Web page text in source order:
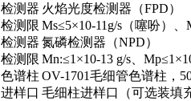
检测器 火焰光度检测器（FPD）
检测限 Ms≤5×10-11g/s （噻吩）、
检测器 氮磷检测器（NPD）
检测限 Mn:≤1 ×10-13 g/s Mp≤1 ×
色谱柱 OV-1701毛细管色谱柱，
进样口 毛细柱进样口（可选装填